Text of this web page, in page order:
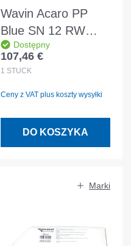
Wavin Acaro PP
Blue SN 12 RW
Bend 15°
DN/OD200 Blue
Dostępny
Cena regularna:
107,46 €
1 STÜCK
Ceny z VAT plus koszty wysyłki
DO KOSZYKA
Marki